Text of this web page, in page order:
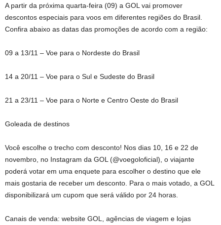
A partir da próxima quarta-feira (09) a GOL vai promover
descontos especiais para voos em diferentes regiões do Brasil.
Confira abaixo as datas das promoções de acordo com a região:
09 a 13/11 – Voe para o Nordeste do Brasil
14 a 20/11 – Voe para o Sul e Sudeste do Brasil
21 a 23/11 – Voe para o Norte e Centro Oeste do Brasil
Goleada de destinos
Você escolhe o trecho com desconto! Nos dias 10, 16 e 22 de
novembro, no Instagram da GOL (@voegoloficial), o viajante
poderá votar em uma enquete para escolher o destino que ele
mais gostaria de receber um desconto. Para o mais votado, a GOL
disponibilizará um cupom que será válido por 24 horas.
Canais de venda: website GOL, agências de viagem e lojas